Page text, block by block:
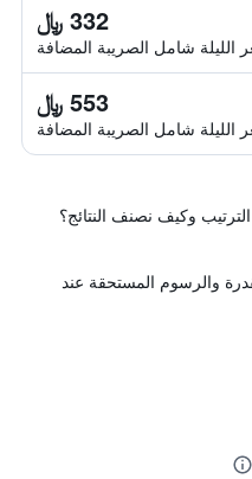
332 ﷼
الليلة شامل الصريبة المضافة
553 ﷼
الليلة شامل الصريبة المضافة
وكيف نصنف النتائج؟
والرسوم المستحقة عند